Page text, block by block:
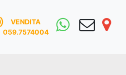
VENDITA
059.7574004